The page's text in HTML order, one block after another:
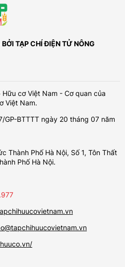
BỞI TẠP CHÍ ĐIỆN TỬ NÔNG
cơ Việt Nam - Cơ quan của
Việt Nam.
GP-BTTTT ngày 20 tháng 07 năm
Thành Phố Hà Nội, Số 1, Tôn Thất
Phố Hà Nội.